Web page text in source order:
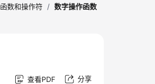
函数和操作符 / 数字操作函数
查看PDF 分享